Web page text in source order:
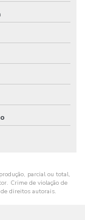
parcial ou total,
Crime de violação de
direitos autorais.